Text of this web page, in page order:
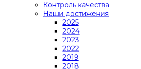
Контроль качества
Наши достижения
2025
2024
2023
2022
2019
2018